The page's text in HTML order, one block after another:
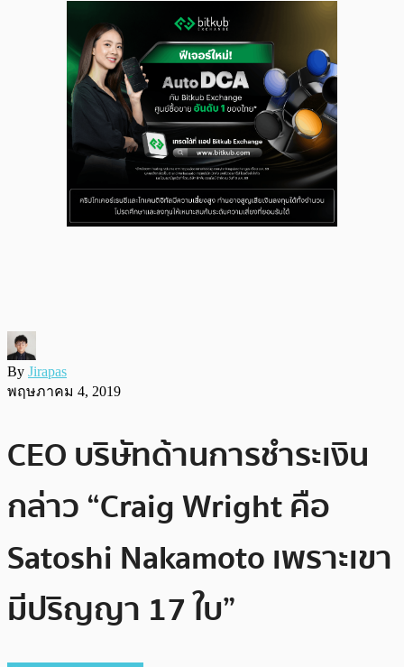
By Jirapas
พฤษภาคม 4, 2019
CEO บริษัทด้านการชำระเงิน
กล่าว “Craig Wright คือ
Satoshi Nakamoto เพราะเขา
มีปริญญา 17 ใบ”